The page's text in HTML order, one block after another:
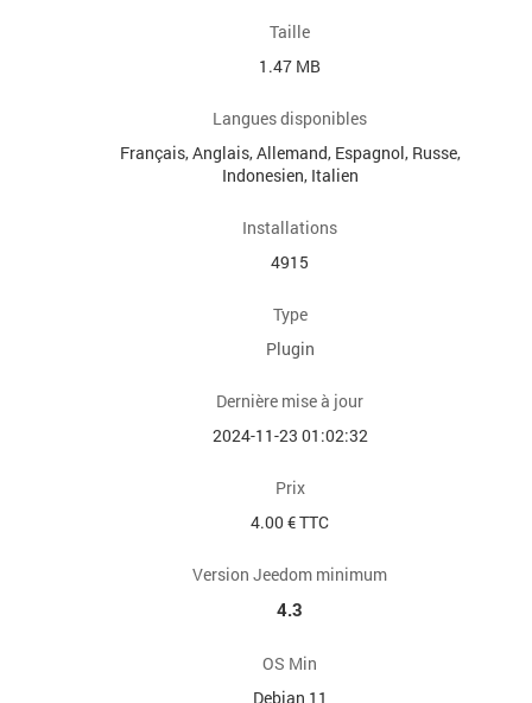
Taille
1.47 MB
Langues disponibles
Français, Anglais, Allemand, Espagnol, Russe,
Indonesien, Italien
Installations
4915
Type
Plugin
Dernière mise à jour
2024-11-23 01:02:32
Prix
4.00 € TTC
Version Jeedom minimum
4.3
OS Min
Debian 11